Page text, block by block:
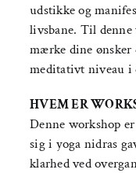
udstikke og
livsbane. Til
mærke dine ønsker
meditativt niveau i
HVEM ER
Denne workshop
sig i yoga nidras
klarhed ved